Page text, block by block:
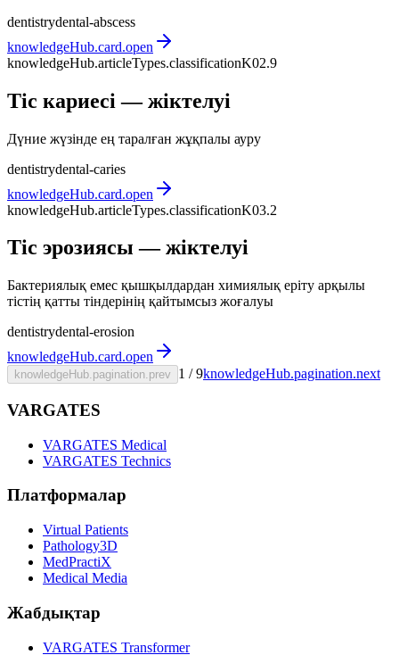
dentistrydental-abscess
knowledgeHub.card.open
knowledgeHub.articleTypes.classificationK02.9
Тіс кариесі — жіктелуі
Дүние жүзінде ең таралған жұқпалы ауру
dentistrydental-caries
knowledgeHub.card.open
knowledgeHub.articleTypes.classificationK03.2
Тіс эрозиясы — жіктелуі
Бактериялық емес қышқылдардан химиялық еріту арқылы
тістің қатты тіндерінің қайтымсыз жоғалуы
dentistrydental-erosion
knowledgeHub.card.open
knowledgeHub.pagination.prev 1 /9knowledgeHub.pagination.next
VARGATES
VARGATES Medical
VARGATES Technics
Платформалар
Virtual Patients
Pathology3D
MedPractiX
Medical Media
Жабдықтар
VARGATES Transformer